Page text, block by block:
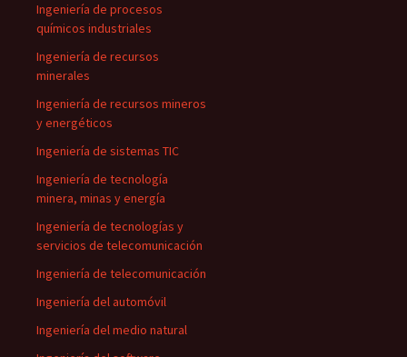
Ingeniería de procesos
químicos industriales
Ingeniería de recursos
minerales
Ingeniería de recursos mineros
y energéticos
Ingeniería de sistemas TIC
Ingeniería de tecnología
minera, minas y energía
Ingeniería de tecnologías y
servicios de telecomunicación
Ingeniería de telecomunicación
Ingeniería del automóvil
Ingeniería del medio natural